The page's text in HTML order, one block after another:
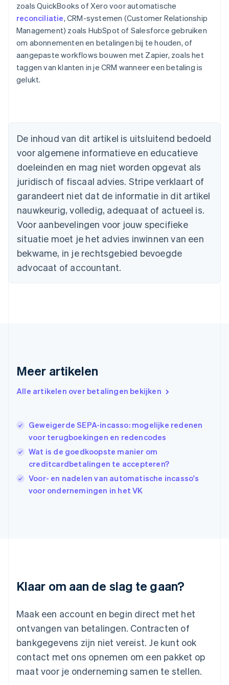
zoals QuickBooks of Xero voor automatische
reconciliatie, CRM-systemen (Customer Relationship
Management) zoals HubSpot of Salesforce gebruiken
om abonnementen en betalingen bij te houden, of
aangepaste workflows bouwen met Zapier, zoals het
taggen van klanten in je CRM wanneer een betaling is
gelukt.
De inhoud van dit artikel is uitsluitend bedoeld
voor algemene informatieve en educatieve
doeleinden en mag niet worden opgevat als
juridisch of fiscaal advies. Stripe verklaart of
garandeert niet dat de informatie in dit artikel
nauwkeurig, volledig, adequaat of actueel is.
Voor aanbevelingen voor jouw specifieke
situatie moet je het advies inwinnen van een
bekwame, in je rechtsgebied bevoegde
advocaat of accountant.
Meer artikelen
Alle artikelen over betalingen bekijken
Geweigerde SEPA-incasso: mogelijke redenen
voor terugboekingen en redencodes
Wat is de goedkoopste manier om
creditcardbetalingen te accepteren?
Voor- en nadelen van automatische incasso's
voor ondernemingen in het VK
Klaar om aan de slag te gaan?
Maak een account en begin direct met het
ontvangen van betalingen. Contracten of
bankgegevens zijn niet vereist. Je kunt ook
contact met ons opnemen om een pakket op
maat voor je onderneming samen te stellen.
België
Brazilië
PortuguêsEnglish
Bulgarije
English
Canada
English Français
Cyprus
English
Denemarken
Duitsland
DeutschEnglish
Estland
English
Finland
Hongarije
Hongkong SAR, China
English
English
Italië
ItalianoEnglish
日本語 English
Kroatië
FrançaisDeutschEnglish
English
Malta
English
Mexico
Nederland
NederlandsEnglish